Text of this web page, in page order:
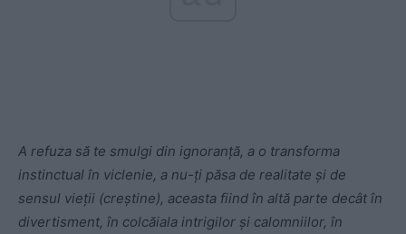
A refuza să te smulgi din ignoranță, a o transforma
instinctual în viclenie, a nu-ți păsa de realitate și de
sensul vieții (creștine), aceasta fiind în altă parte decât în
divertisment, în colcăiala intrigilor și calomniilor, în